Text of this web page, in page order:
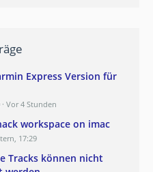
Express Version für
Vor 4 Stunden
workspace on imac
17:29
Tracks können nicht